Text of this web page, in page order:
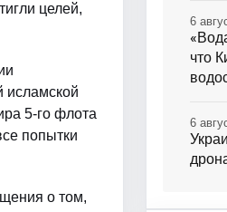
целей,
исламской
5-го флота
попытки
о том,
что
6
6